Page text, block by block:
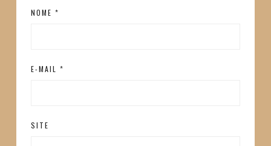
NOME *
E-MAIL *
SITE